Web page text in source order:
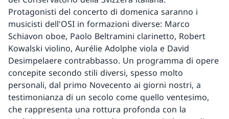
Protagonisti del concerto di domenica saranno i
musicisti dell'OSI in formazioni diverse: Marco
Schiavon oboe, Paolo Beltramini clarinetto, Robert
Kowalski violino, Aurélie Adolphe viola e David
Desimpelaere contrabbasso. Un programma di opere
concepite secondo stili diversi, spesso molto
personali, dal primo Novecento ai giorni nostri, a
testimonianza di un secolo come quello ventesimo,
che rappresenta una rottura profonda con la